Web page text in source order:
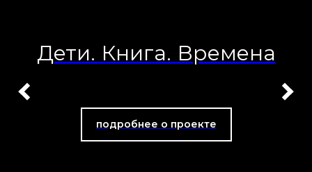
Дети. Книга. Времена
подробнее о проекте